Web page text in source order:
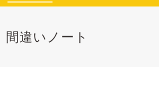
間違いノート